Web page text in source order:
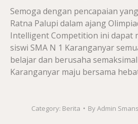
Semoga dengan pencapaian
Ratna Palupi dalam ajang
Intelligent Competition ini dapat
siswi SMA N 1 Karanganyar
belajar dan berusaha
Karanganyar maju bersama
Category: Berita ByAdmin